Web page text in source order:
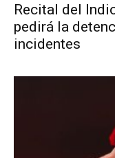
Recital del
pedirá la
incidentes